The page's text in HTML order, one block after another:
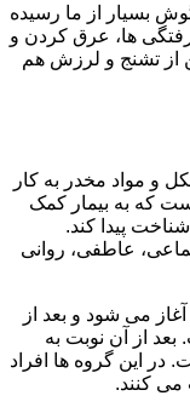
بسیار از ما رسیده
ها، عرق کردن و
از تشنج و لرزش هم
و مواد مخدر به کار
که به بیمار کمک
پیدا کند.
عاطفی، روانی
آغاز می شود و بعد از
از آن نوبت به
این گروه ها افراد
می کنند.